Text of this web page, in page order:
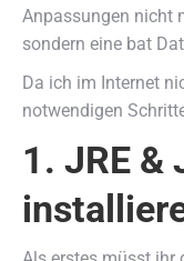
Anpassungen nicht
sondern eine bat
Da ich im Internet
notwendigen
1. JRE &